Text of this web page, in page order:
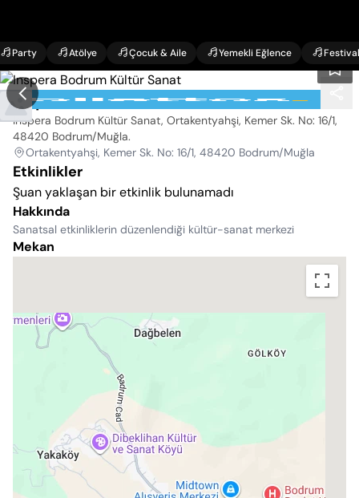
Party Atölye Çocuk & Aile Yemekli Eğlence Festival
Inspera Bodrum Kültür Sanat
Inspera Bodrum Kültür Sanat, Ortakentyahşi, Kemer Sk. No: 16/1,
48420 Bodrum/Muğla.
Ortakentyahşi, Kemer Sk. No: 16/1, 48420 Bodrum/Muğla
Etkinlikler
Şuan yaklaşan bir etkinlik bulunamadı
Hakkında
Sanatsal etkinliklerin düzenlendiği kültür-sanat merkezi
Mekan